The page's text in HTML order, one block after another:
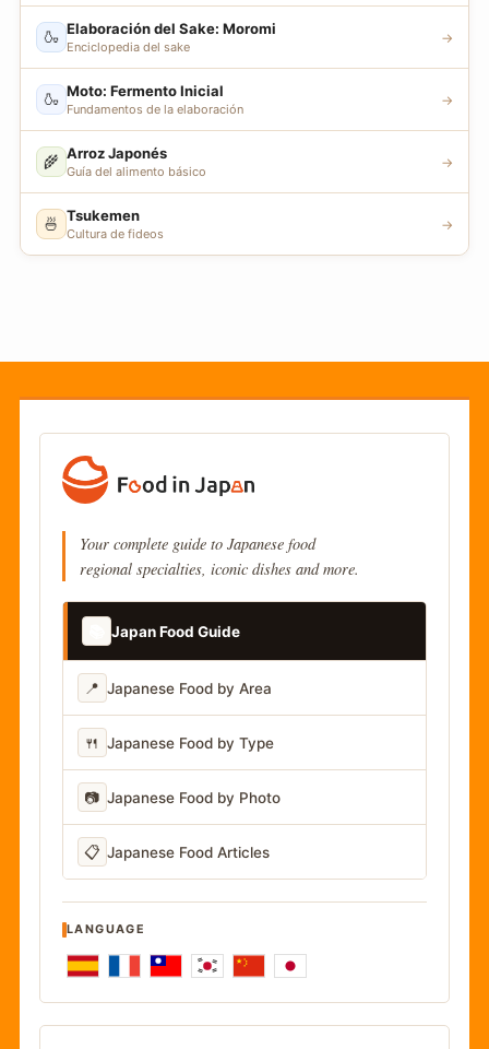
🍶 Elaboración del Sake: Moromi
Enciclopedia del sake
→
🍶 Moto: Fermento Inicial
Fundamentos de la elaboración
→
🌾 Arroz Japonés
Guía del alimento básico
→
🍜 Tsukemen
Cultura de fideos
→
Your complete guide to Japanese food
regional specialties, iconic dishes and more.
Japan Food Guide
📍 Japanese Food by Area
🍴 Japanese Food by Type
📷 Japanese Food by Photo
📋 Japanese Food Articles
LANGUAGE